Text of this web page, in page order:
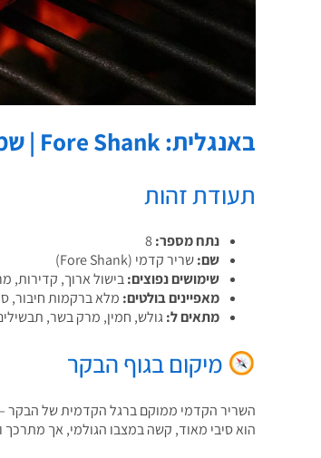
באנגלית: Fore Shank | שמות נוספים: שוק קדמית, גולש קדמי
תעודת זהות
נתח מספר:
שם:שריר קדמי (Fore Shank)
שימושים נפוצים:בישול ארוך, קדירות,
מאפיינים בולטים: מלא ברקמות חיבור,
מתאים ל:גולש, חמין, מרק בשר,
מיקום בגוף הבקר
השריר הקדמי ממוקם ברגל הקדמית של הבקר
הוא סיבי מאוד, קשה במצבו הגולמי, אך מתרכך